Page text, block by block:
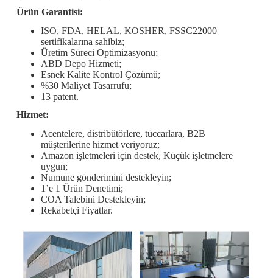
Ürün Garantisi:
ISO, FDA, HELAL, KOSHER, FSSC22000
sertifikalarına sahibiz;
Üretim Süreci Optimizasyonu;
ABD Depo Hizmeti;
Esnek Kalite Kontrol Çözümü;
%30 Maliyet Tasarrufu;
13 patent.
Hizmet:
Acentelere, distribütörlere, tüccarlara, B2B
müşterilerine hizmet veriyoruz;
Amazon işletmeleri için destek, Küçük işletmelere
uygun;
Numune gönderimini destekleyin;
1’e 1 Ürün Denetimi;
COA Talebini Destekleyin;
Rekabetçi Fiyatlar.